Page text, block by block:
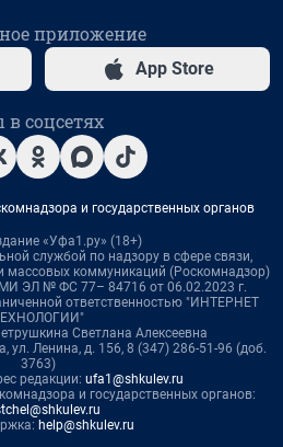
приложение
App Store
соцсетях
и государственных органов
«Уфа1.ру» (18+)
службой по надзору в сфере связи,
массовых коммуникаций (Роскомнадзор)
ЭЛ № ФС 77– 84716 от 06.02.2023 г.
ответственностью "ИНТЕРНЕТ
Светлана Алексеевна
ул. Ленина, д. 156, 8 (347) 286-51-96 (доб.
3763)
редакции: ufa1@shkulev.ru
и государственных органов:
help@shkulev.ru